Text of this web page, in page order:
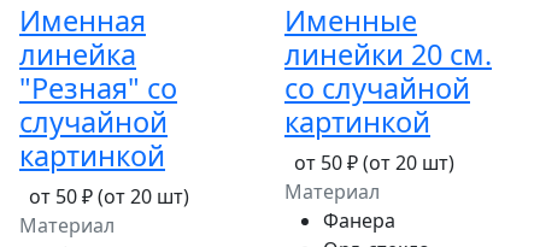
Именная
линейка
"Резная" со
случайной
картинкой
от 50 ₽(от 20 шт)
Материал
Именные
линейки 20 см.
со случайной
картинкой
от 50 ₽(от 20 шт)
Материал
Фанера